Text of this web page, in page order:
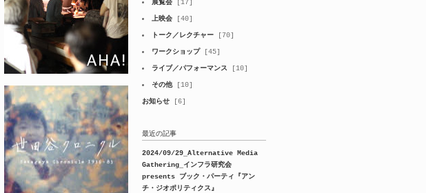
展覧会 [17]
上映会 [40]
トーク／レクチャー [70]
ワークショップ[45]
ライブ／パフォーマンス [10]
その他[10]
お知らせ [6]
最近の記事
2024/09/29_Alternative Media
Gathering_インフラ研究会
presents ブック・パーティ『アン
チ・ジオポリティクス』